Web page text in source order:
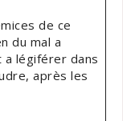
de ce
du mal a
légiférer dans
après les